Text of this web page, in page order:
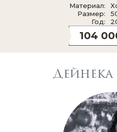
Материал
Размер
Год
104
Дейнека